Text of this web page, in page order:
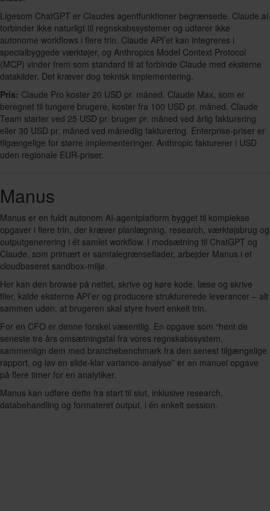
Ligesom ChatGPT er Claudes agentfunktioner begrænsede. Claude.ai
forbinder ikke naturligt til regnskabssystemer og udfører ikke
autonome workflows i flere trin. Claude API’et kan integreres i
specialbyggede værktøjer, og Anthropics Model Context Protocol
(MCP) vinder frem som standard til at forbinde Claude med eksterne
datakilder. Det kræver dog teknisk implementering.
Pris: Claude Pro koster 20 USD pr. måned. Claude Max, som er
beregnet til tungere brugere, koster fra 100 USD pr. måned. Claude
Team starter ved 25 USD pr. bruger pr. måned ved årlig fakturering
eller 30 USD pr. måned ved månedlig fakturering. Enterprise-priser er
tilgængelige for større implementeringer. Anthropic fakturerer i USD
uden regionale EUR-priser.
Manus
Manus er en fuldt autonom AI-agentplatform bygget til komplekse
opgaver i flere trin, der kræver planlægning, research, værktøjsbrug og
outputgenerering i ét samlet workflow. I modsætning til ChatGPT og
Claude, som primært er samtalegrænseflader, arbejder Manus i et
cloudbaseret sandbox-miljø.
Her kan den browse på nettet, skrive og køre kode, læse og skrive
filer, kalde eksterne API’er og producere strukturerede leverancer – alt
sammen uden, at brugeren skal styre hvert enkelt trin.
For en CFO er denne forskel væsentlig. En opgave som “hent de
seneste tre års omsætningstal fra vores regnskabssystem,
sammenlign dem med branchebenchmark fra den senest tilgængelige
rapport, og lav en slide-klar variance-analyse” er en manuel opgave
på flere timer for en analytiker.
Manus kan udføre dette fra start til slut, inklusive research,
databehandling og formateret output, i én enkelt session.